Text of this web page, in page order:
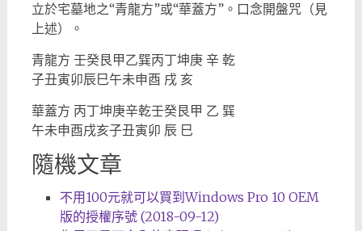
立於宅墓地之“青龍方”或“華蓋方”。口念開盤咒（見
上述）。
青龍方 壬癸艮甲乙巽丙丁坤庚 辛 乾
子丑寅卯辰巳午未申酉 戌 亥
華蓋方 丙丁坤庚辛乾壬癸艮甲 乙 巽
午未申酉戌亥子丑寅卯 辰 巳
隨機文章
不用100元就可以買到Windows Pro 10 OEM
版的授權序號 (2018-09-12)